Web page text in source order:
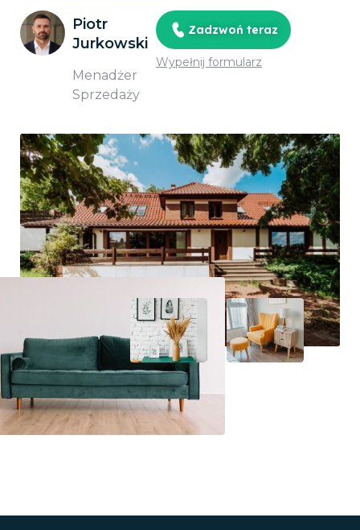
Piotr
Jurkowski
Menadżer
Sprzedaży
Zadzwoń teraz
Wypełnij formularz